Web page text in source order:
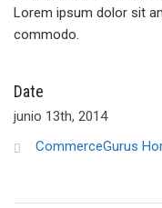
Lorem ipsum dolor sit
commodo.
Date
junio 13th, 2014
CommerceGurus